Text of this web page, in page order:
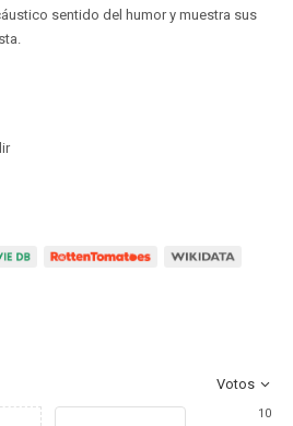
sentido del humor y muestra sus
Votos
10